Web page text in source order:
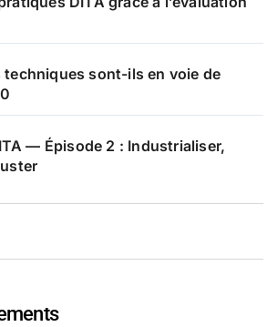
techniques sont-ils en voie de
— Épisode 2 : Industrialiser,